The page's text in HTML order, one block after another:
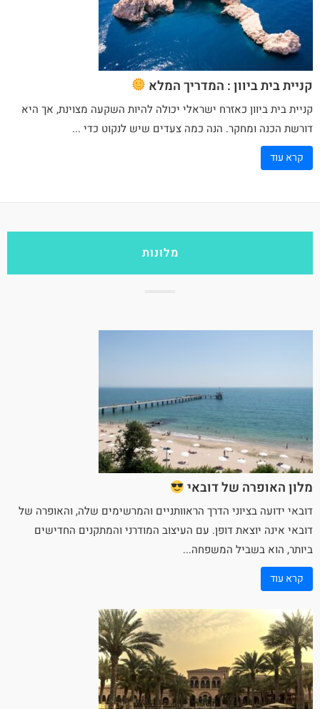
קניית בית ביוון : המדריך המלא
קניית ביתביווןכאזרח ישראלי יכולה להיות השקעה מצוינת, אך היא
דורשת הכנה ומחקר. הנה כמה צעדים שיש לנקוט כדי ...
קרא עוד
מלונות
מלון האופרה של דובאי
דובאי ידועה בציוני הדרך הראוותניים והמרשימים שלה, והאופרה של
דובאי אינה יוצאת דופן. עם העיצוב המודרני והמתקנים החדישים
ביותר, הוא בשביל המשפחה...
קרא עוד